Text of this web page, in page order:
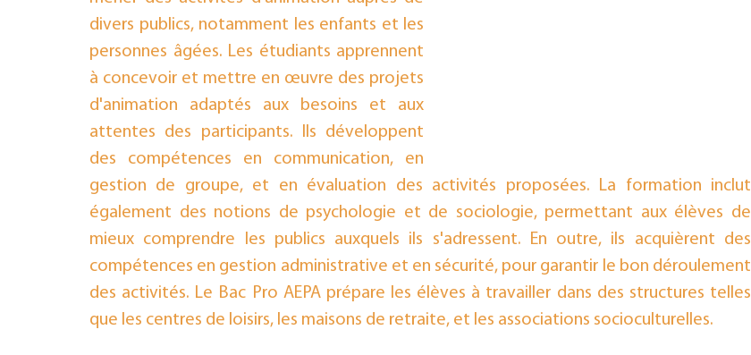
divers publics, notamment les enfants et les
personnes âgées. Les étudiants apprennent
à concevoir et mettre en œuvre des projets
d'animation adaptés aux besoins et aux
attentes des participants. Ils développent
des compétences en communication, en
gestion de groupe, et en évaluation des activités proposées. La formation inclut
également des notions de psychologie et de sociologie, permettant aux élèves de
mieux comprendre les publics auxquels ils s'adressent. En outre, ils acquièrent des
compétences en gestion administrative et en sécurité, pour garantir le bon déroulement
des activités. Le Bac Pro AEPA prépare les élèves à travailler dans des structures telles
que les centres de loisirs, les maisons de retraite, et les associations socioculturelles.